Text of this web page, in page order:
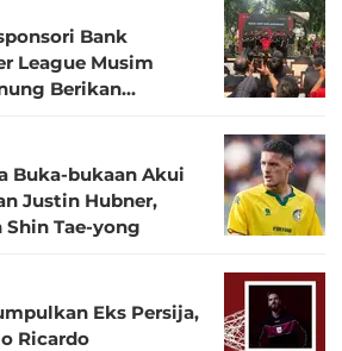
Bank
League Musim
Berikan
Buka-bukaan Akui
Justin Hubner,
Tae-yong
Eks Persija,
Ricardo